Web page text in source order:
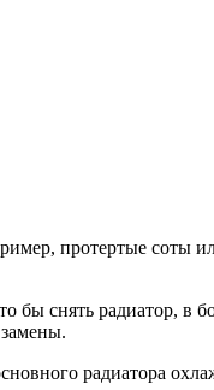
протертые соты
бы снять радиатор, в
радиатора